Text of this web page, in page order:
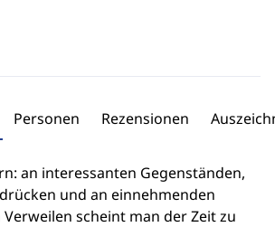
Personen Rezensionen
an interessanten Gegenständen,
und an einnehmenden
scheint man der Zeit zu